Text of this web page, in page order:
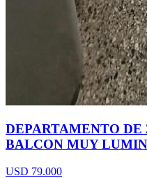
DEPARTAMENTO
BALCON MUY
USD 79.000